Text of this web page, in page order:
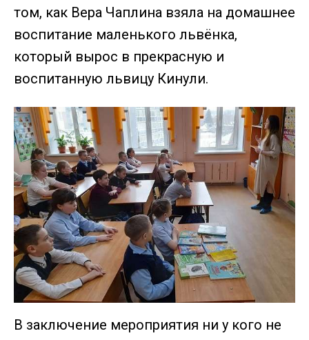
том, как Вера Чаплина взяла на домашнее
воспитание маленького львёнка,
который вырос в прекрасную и
воспитанную львицу Кинули.
В заключение мероприятия ни у кого не